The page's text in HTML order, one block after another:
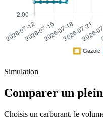
Simulation
Comparer un plein
Choisis un carburant, le